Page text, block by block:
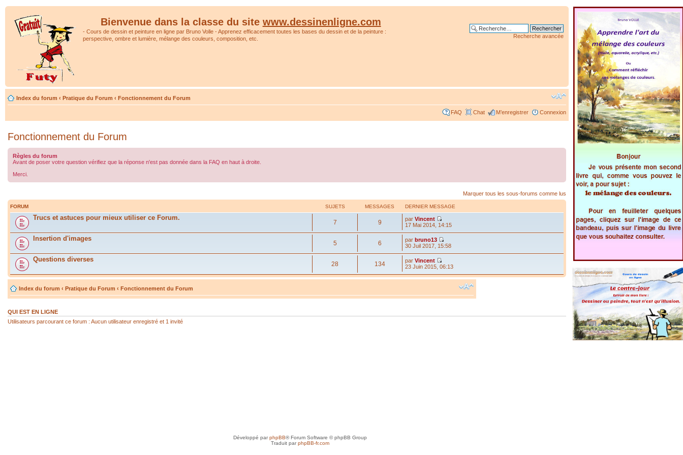
Bienvenue dans la classe du site www.dessinenligne.com
- Cours de dessin et peinture en ligne par Bruno Volle - Apprenez efficacement toutes les bases du dessin et de la peinture :
perspective, ombre et lumière, mélange des couleurs, composition, etc.
Recherche avancée
Index du forum ‹ Pratique du Forum ‹ Fonctionnement du Forum
FAQ Chat M’enregistrer Connexion
Fonctionnement du Forum
Règles du forum
Avant de poser votre question vérifiez que la réponse n'est pas donnée dans la FAQ en haut à droite.
Merci.
Marquer tous les sous-forums comme lus
FORUM SUJETS MESSAGES DERNIER MESSAGE
Trucs et astuces pour mieux utiliser ce Forum.
7 9 par Vincent
17 Mai 2014, 14:15
Insertion d'images
5 6 par bruno13
30 Juil 2017, 15:58
Questions diverses
28 134 par Vincent
23 Juin 2015, 06:13
Index du forum ‹ Pratique du Forum ‹ Fonctionnement du Forum
QUI EST EN LIGNE
Utilisateurs parcourant ce forum : Aucun utilisateur enregistré et 1 invité
Développé parphpBB® Forum Software © phpBB Group
Traduit parphpBB-fr.com